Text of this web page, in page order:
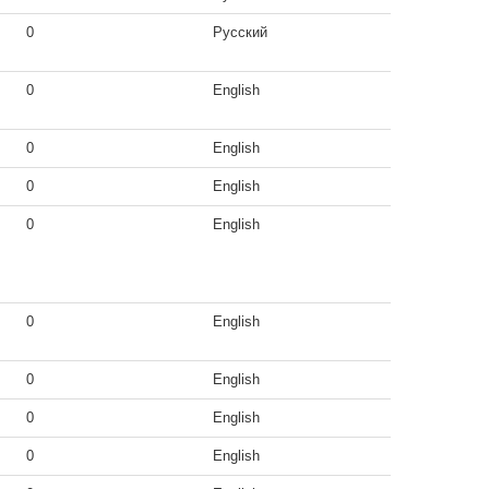
0 Русский
0 English
0 English
0 English
0 English
0 English
0 English
0 English
0 English